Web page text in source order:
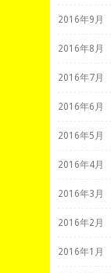
2016年9月
2016年8月
2016年7月
2016年6月
2016年5月
2016年4月
2016年3月
2016年2月
2016年1月